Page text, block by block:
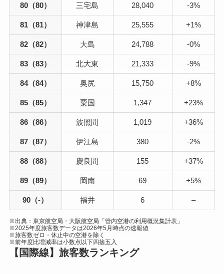
80（80） 三宅島 28,040 -3%
81（81） 神津島 25,555 +1%
82（82） 大島 24,788 -0%
83（83） 北大東 21,333 -9%
84（84） 奥尻 15,750 +8%
85（85） 粟国 1,347 +23%
86（86） 波照間 1,019 +36%
87（87） 伊江島 380 -2%
88（88） 慶良間 155 +37%
89（89） 岡南 69 +5%
90（-） 福井 6 –
※出典：東京航空局・大阪航空局「管内空港の利用概況集計表」
※2025年度旅客数データは2026年5月時点の速報値
※旅客数ゼロ・休止中の空港を除く
※前年度比増減率は小数点以下四捨五入
【国際線】旅客数ランキング